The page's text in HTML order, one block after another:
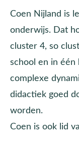
Coen Nijland is
onderwijs. Dat
cluster 4, so
school en in één
complexe
didactiek goed
worden.
Coen is ook lid